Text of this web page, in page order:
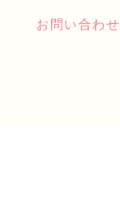
お問い合わせ